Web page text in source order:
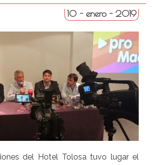
10 - enero - 2019
del Hotel Tolosa tuvo lugar el